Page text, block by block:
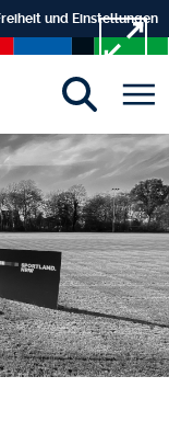
Inhalt
language
und Einstellungen